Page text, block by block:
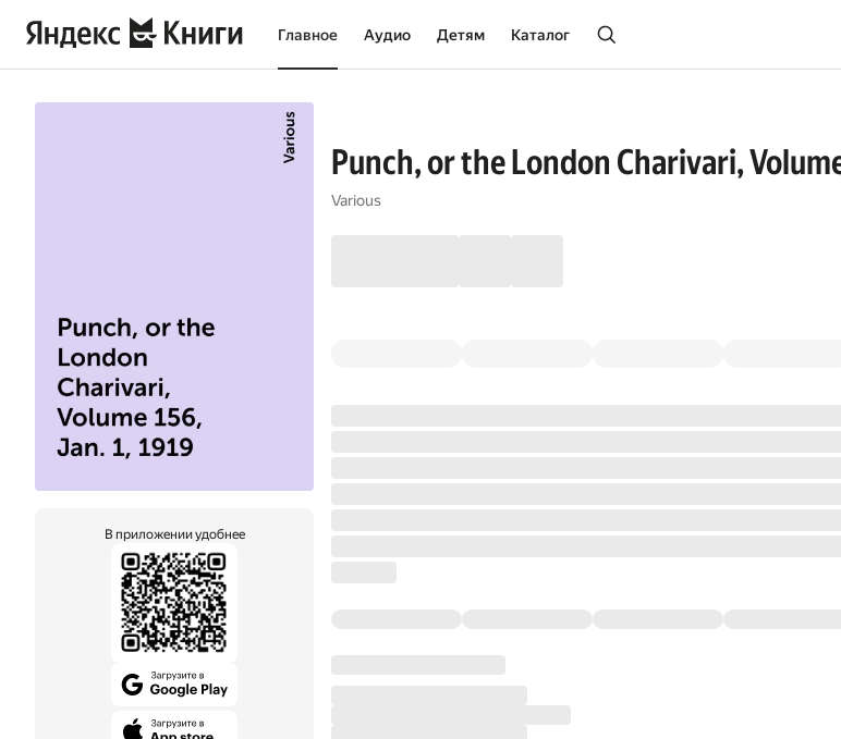
Главное Аудио Детям Каталог
В приложении удобнее
Punch, or the London Charivari,
Various